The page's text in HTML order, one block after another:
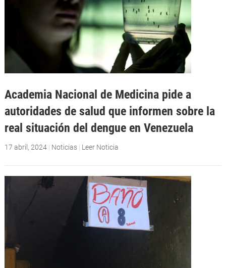
Academia Nacional de Medicina pide a
autoridades de salud que informen sobre la
real situación del dengue en Venezuela
17 abril, 2024| Noticias | Leer Noticia